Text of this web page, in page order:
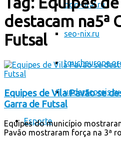
odo-ural.ru
seo-nix.ru
underscorejs.ru
Esporte
destacam na5ª
Futsal
Equipes de Vila Pavão se
Garra de Futsal
Equipes do município
Pavão mostraram força na 3ª